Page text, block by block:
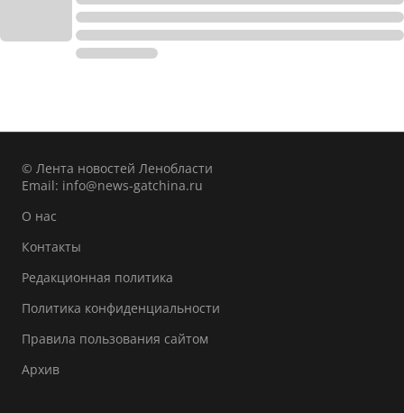
© Лента новостей Ленобласти
Email: info@news-gatchina.ru
О нас
Контакты
Редакционная политика
Политика конфиденциальности
Правила пользования сайтом
Архив